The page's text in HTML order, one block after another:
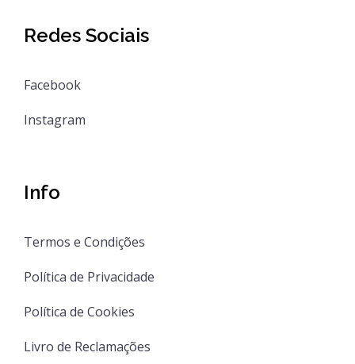
Redes Sociais
Facebook
Instagram
Info
Termos e Condições
Política de Privacidade
Política de Cookies
Livro de Reclamações